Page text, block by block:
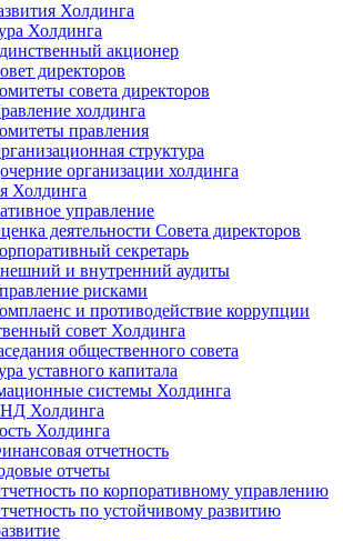
Холдинга
Холдинга
акционер
директоров
совета директоров
холдинга
правления
структура
организации холдинга
Холдинга
управление
деятельности Совета директоров
секретарь
и внутренний аудиты
рисками
и противодействие коррупции
совет Холдинга
общественного совета
уставного капитала
системы Холдинга
Холдинга
Холдинга
отчетность
отчеты
по корпоративному управлению
по устойчивому развитию